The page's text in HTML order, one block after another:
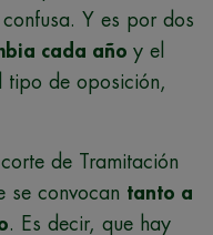
Y es por dos
cada año y el
tipo de oposición,
de Tramitación
se convocan tanto a
. Es decir, que hay